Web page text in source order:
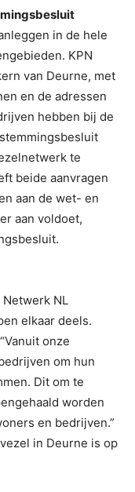
in de hele
KPN
van Deurne, met
en de adressen
hebben bij de
te
beide aanvragen
aan de wet- en
aan voldoet,
NL
elkaar deels.
onze
om hun
Dit om te
worden
en bedrijven.”
in Deurne is op